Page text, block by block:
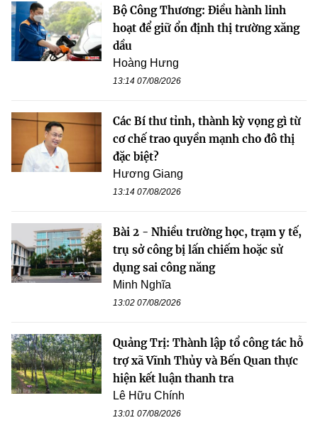
Bộ Công Thương: Điều hành linh
hoạt để giữ ổn định thị trường xăng
dầu
Hoàng Hưng
13:14 07/08/2026
Các Bí thư tỉnh, thành kỳ vọng gì từ
cơ chế trao quyền mạnh cho đô thị
đặc biệt?
Hương Giang
13:14 07/08/2026
Bài 2 - Nhiều trường học, trạm y tế,
trụ sở công bị lấn chiếm hoặc sử
dụng sai công năng
Minh Nghĩa
13:02 07/08/2026
Quảng Trị: Thành lập tổ công tác hỗ
trợ xã Vĩnh Thủy và Bến Quan thực
hiện kết luận thanh tra
Lê Hữu Chính
13:01 07/08/2026